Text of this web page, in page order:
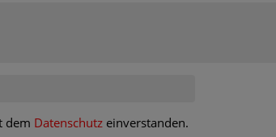
dem Datenschutz einverstanden.